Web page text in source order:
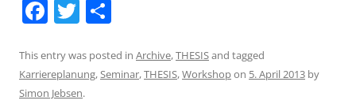
F
c
e
T
itt
er
ar
e
This entry was posted in Archive,THESISand tagged
Karriereplanung,Seminar,THESIS,Workshopon 5. April 2013 by
Simon Jebsen.